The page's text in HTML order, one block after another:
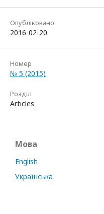
Опубліковано
2016-02-20
Номер
№ 5 (2015)
Розділ
Articles
Мова
English
Українська